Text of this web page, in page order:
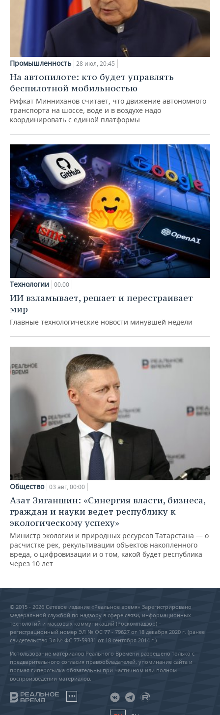
Промышленность 28 июл, 20:45
На автопилоте: кто будет управлять
беспилотной мобильностью
Рифкат Минниханов считает, что движение автономного
транспорта на шоссе, воде и в воздухе надо
координировать с единой платформы
Технологии 00:00
ИИ взламывает, решает и перестраивает
мир
Главные технологические новости минувшей недели
Общество 03 авг, 00:00
Азат Зиганшин: «Синергия власти, бизнеса,
граждан и науки ведет республику к
экологическому успеху»
Министр экологии и природных ресурсов Татарстана — о
расчистке рек, рекультивации объектов накопленного
вреда, о цифровизации и о том, какой будет республика
через 10 лет
© 2015 - 2026 Сетевое издание «Реальное время» Зарегистрировано
Федеральной службой по надзору в сфере связи, информационных
технологий и массовых коммуникаций (Роскомнадзор) –
регистрационный номер ЭЛ № ФС 77 - 79627 от 18 декабря 2020 г. (ранее
свидетельство Эл № ФС 77-59331 от 18 сентября 2014 г.)
Использование материалов Реального Времени разрешено только с
предварительного согласия правообладателей, упоминание сайта и
прямая гиперссылка обязательны при частичном или полном
воспроизведении материалов.
18+